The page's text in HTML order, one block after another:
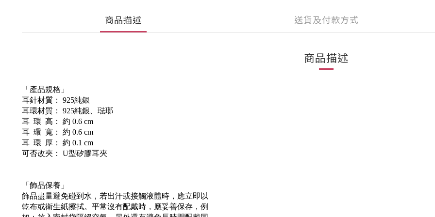
商品描述 送貨及付款方式
商品描述
「產品規格」
耳針材質： 925純銀
耳環材質： 925純銀、琺瑯
耳 環 高： 約 0.6 cm
耳 環 寬： 約 0.6 cm
耳 環 厚： 約 0.1 cm
可否改夾： U型矽膠耳夾
「飾品保養」
飾品盡量避免碰到水，若出汗或接觸液體時，應立即以
乾布或衛生紙擦拭。平常沒有配戴時，應妥善保存，例